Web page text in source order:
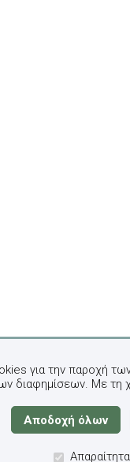
για την παροχή
διαφημίσεων. Με